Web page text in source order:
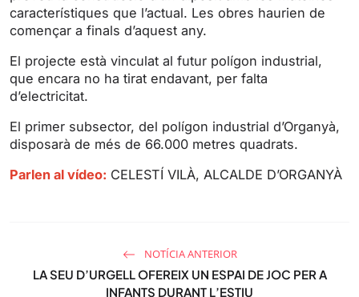
característiques que l’actual. Les obres haurien de
començar a finals d’aquest any.
El projecte està vinculat al futur polígon industrial,
que encara no ha tirat endavant, per falta
d’electricitat.
El primer subsector, del polígon industrial d’Organyà,
disposarà de més de 66.000 metres quadrats.
Parlen al vídeo: CELESTÍ VILÀ, ALCALDE D’ORGANYÀ
NOTÍCIA ANTERIOR
LA SEU D’URGELL OFEREIX UN ESPAI DE JOC PER A
INFANTS DURANT L’ESTIU